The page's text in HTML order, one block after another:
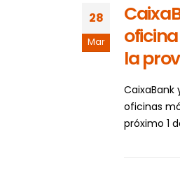
28
Mar
la
oficinas
próximo 1